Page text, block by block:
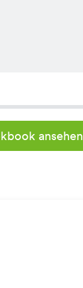
ansehen